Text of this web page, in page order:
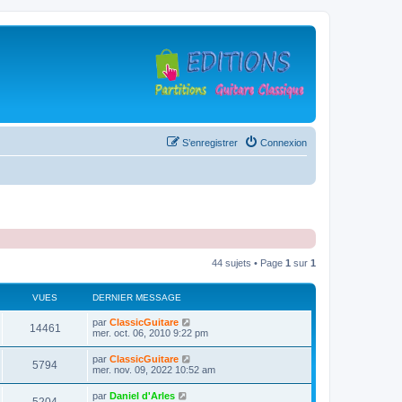
Connexion
S’enregistrer
44 sujets • Page 1 sur 1
VUES DERNIER MESSAGE
14461
u
D
e
i
e
r
m
par ClassicGuitare
mer. oct. 06, 2010 9:22 pm
5794V
u
D
e
par ClassicGuitare
mer. nov. 09, 2022 10:52 am
D
par Daniel d'Arles